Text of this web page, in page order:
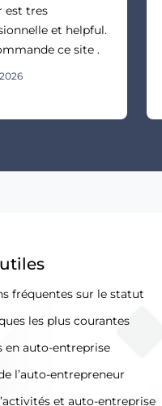
est tres
et helpful.
ce site .
fréquentes sur le statut
les plus courantes
en auto-entreprise
l’auto-entrepreneur
et auto-entreprise